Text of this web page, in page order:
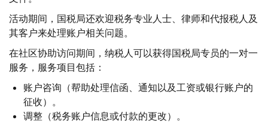
活动期间，国税局还欢迎税务专业人士、律师和代报税人及
其客户来处理账户相关问题。
在社区协助访问期间，纳税人可以获得国税局专员的一对一
服务，服务项目包括：
账户咨询（帮助处理信函、通知以及工资或银行账户的
征收）。
调整（税务账户信息或付款的更改）。